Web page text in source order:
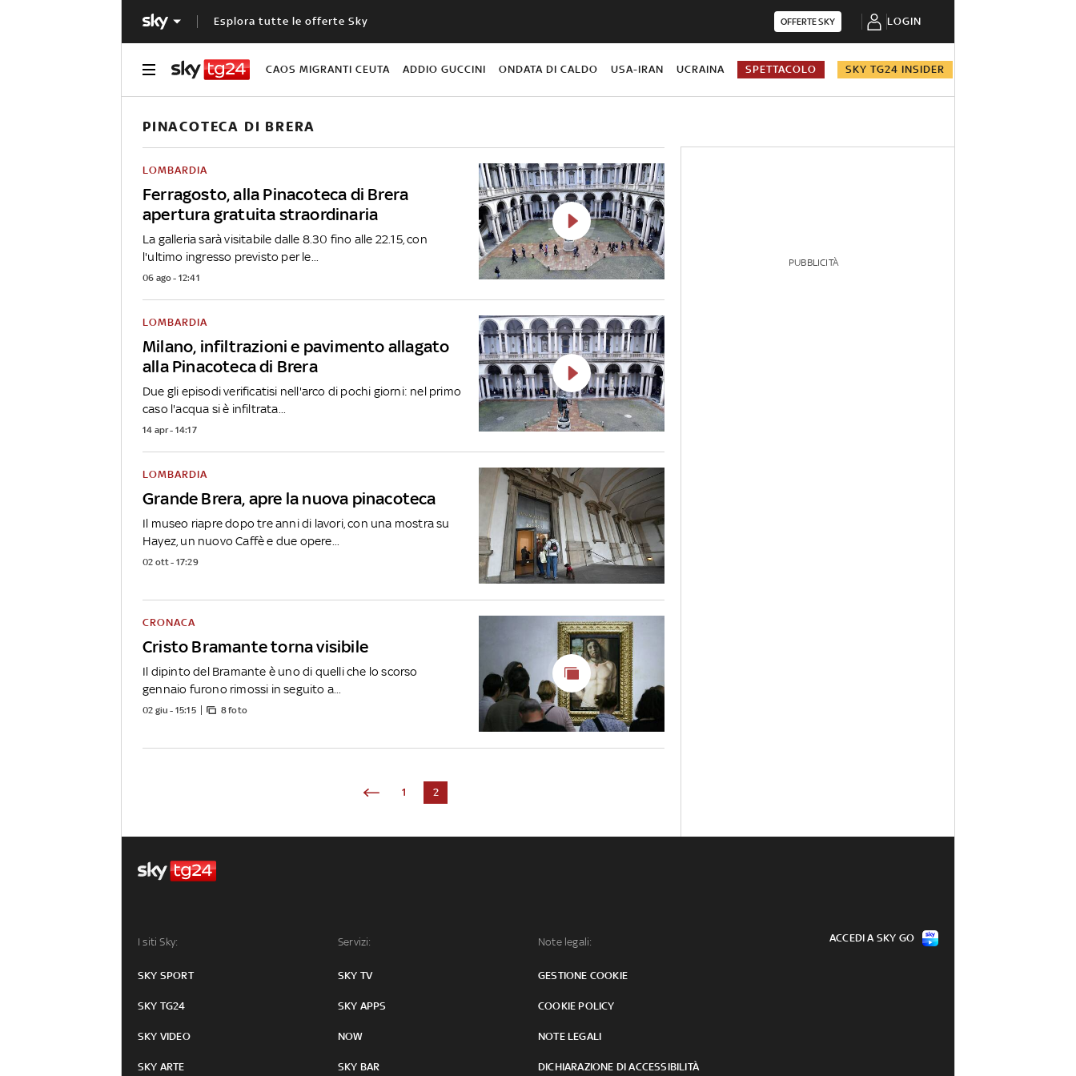
Esplora tutte le offerte Sky OFFERTE SKY LOGIN
CAOS MIGRANTI CEUTA ADDIO GUCCINI ONDATA DI CALDO USA-IRAN UCRAINA SPETTACOLO SKY TG24 INSIDER
PINACOTECA DI BRERA
Ferragosto, alla Pinacoteca di Brera
apertura gratuita straordinaria
LOMBARDIA
La galleria sarà visitabile dalle 8.30 fino alle 22.15, con
l'ultimo ingresso previsto per le...
06 ago - 12:41
Milano, infiltrazioni e pavimento allagato
alla Pinacoteca di Brera
LOMBARDIA
Due gli episodi verificatisi nell'arco di pochi giorni: nel primo
caso l'acqua si è infiltrata...
14 apr - 14:17
Grande Brera, apre la nuova pinacoteca
LOMBARDIA
Il museo riapre dopo tre anni di lavori, con una mostra su
Hayez, un nuovo Caffè e due opere...
02 ott - 17:29
Cristo Bramante torna visibile
CRONACA
Il dipinto del Bramante è uno di quelli che lo scorso
gennaio furono rimossi in seguito a...
02 giu - 15:15 8 foto
1 2
PUBBLICITÀ
I siti Sky:
SKY SPORT
SKY TG24
SKY VIDEO
SKY ARTE
Servizi:
SKY TV
SKY APPS
NOW
SKY BAR
Note legali:
GESTIONE COOKIE
COOKIE POLICY
NOTE LEGALI
DICHIARAZIONE DI ACCESSIBILITÀ
ACCEDI A SKY GO